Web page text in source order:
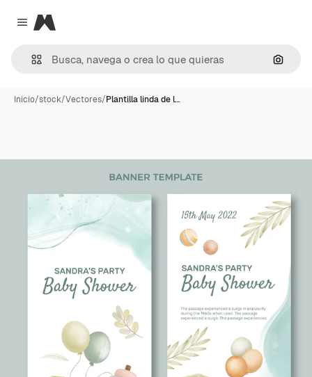
Close menu
Magnific
Inicio/stock/Vectores/Plantilla linda de l…